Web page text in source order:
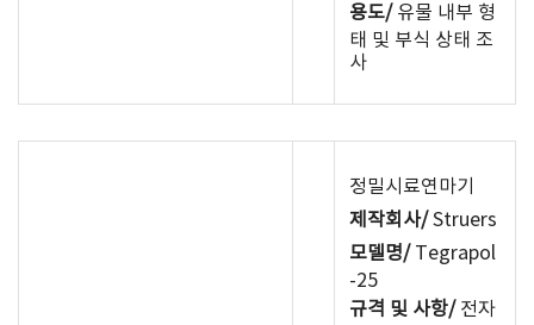
용도/유물 내부 형
태 및 부식 상태 조
사
정밀시료연마기
제작회사/Struers
모델명/Tegrapol
-25
규격 및 사항/전자